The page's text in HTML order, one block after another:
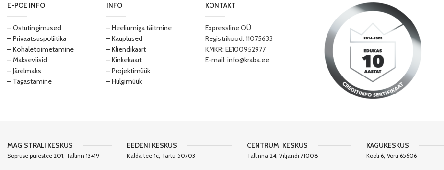
E-POE INFO
– Ostutingimused
– Privaatsuspoliitika
– Kohaletoimetamine
– Makseviisid
– Järelmaks
– Tagastamine
INFO
– Heeliumiga täitmine
– Kauplused
– Kliendikaart
– Kinkekaart
– Projektimüük
– Hulgimüük
KONTAKT
Expressline OÜ
Registrikood: 11075633
KMKR: EE100952977
E-mail: info@kraba.ee
MAGISTRALI KESKUS
Sõpruse puiestee 201, Tallinn 13419
EEDENI KESKUS
Kalda tee 1c, Tartu 50703
CENTRUMI KESKUS
Tallinna 24, Viljandi 71008
KAGUKESKUS
Kooli 6, Võru 65606